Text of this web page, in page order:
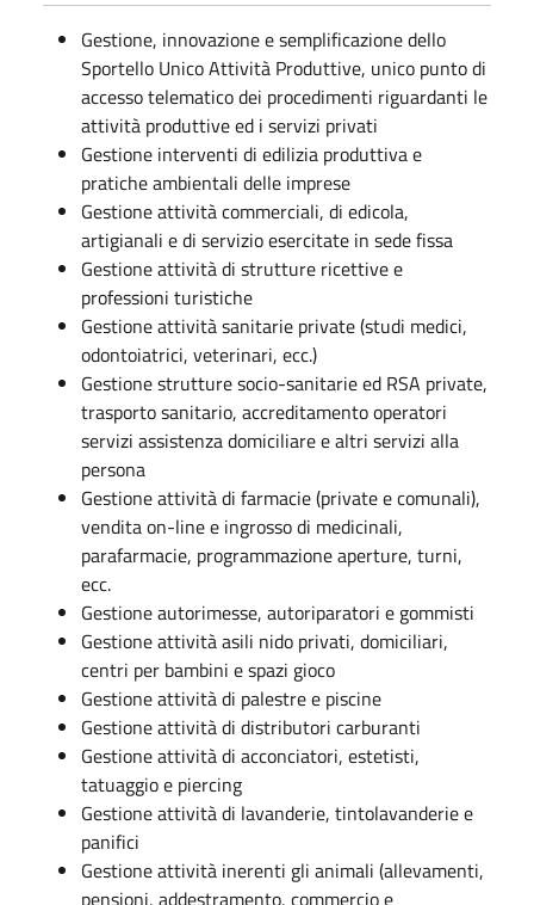
Gestione, innovazione e semplificazione dello
Sportello Unico Attività Produttive, unico punto di
accesso telematico dei procedimenti riguardanti le
attività produttive ed i servizi privati
Gestione interventi di edilizia produttiva e
pratiche ambientali delle imprese
Gestione attività commerciali, di edicola,
artigianali e di servizio esercitate in sede fissa
Gestione attività di strutture ricettive e
professioni turistiche
Gestione attività sanitarie private (studi medici,
odontoiatrici, veterinari, ecc.)
Gestione strutture socio-sanitarie ed RSA private,
trasporto sanitario, accreditamento operatori
servizi assistenza domiciliare e altri servizi alla
persona
Gestione attività di farmacie (private e comunali),
vendita on-line e ingrosso di medicinali,
parafarmacie, programmazione aperture, turni,
ecc.
Gestione autorimesse, autoriparatori e gommisti
Gestione attività asili nido privati, domiciliari,
centri per bambini e spazi gioco
Gestione attività di palestre e piscine
Gestione attività di distributori carburanti
Gestione attività di acconciatori, estetisti,
tatuaggio e piercing
Gestione attività di lavanderie, tintolavanderie e
panifici
Gestione attività inerenti gli animali (allevamenti,
pensioni, addestramento, commercio e